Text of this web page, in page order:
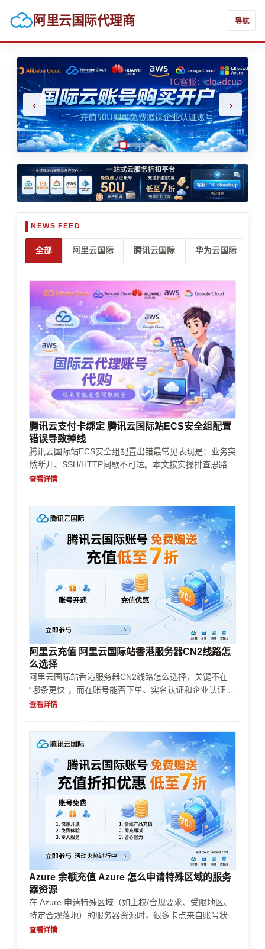
阿里云国际代理商 导航
‹ ›
全部 阿里云国际 腾讯云国际 华为云国际
腾讯云支付卡绑定 腾讯云国际站ECS安全组配置
错误导致掉线
腾讯云国际站ECS安全组配置出错最常见表现是：业务突
然断开、SSH/HTTP间歇不可达。本文按实操排查思路，
从安全组规则、关联资源、风控与账号状态、配额/地域
查看详情
阿里云充值 阿里云国际站香港服务器CN2线路怎
么选择
阿里云国际站香港服务器CN2线路怎么选择，关键不在
“哪条更快”，而在账号能否下单、实名认证和企业认证是
否顺利、支付与充值是否稳定，以及是否符合你的海外业
查看详情
Azure 余额充值 Azure 怎么申请特殊区域的服务
器资源
在 Azure 申请特殊区域（如主权/合规要求、受限地区、
特定合规落地）的服务器资源时，很多卡点来自账号状
态、企业认证资料、支付风控和资源配额限制。本文按
查看详情